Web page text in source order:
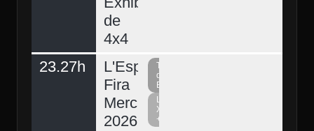
de
4x4
23.27h
L'Espunyola,
Fira
Mercat
2026
Televisió
del
Berguedà
La
Xarxa
+